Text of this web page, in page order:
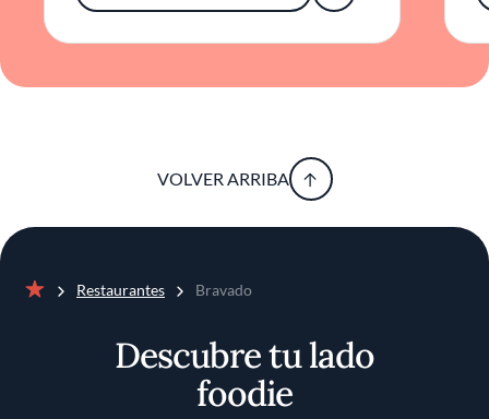
VOLVER ARRIBA
Restaurantes Bravado
Descubre tu lado
foodie